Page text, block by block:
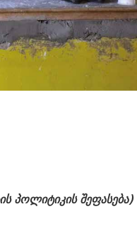
პოლიტიკის შეფასება)